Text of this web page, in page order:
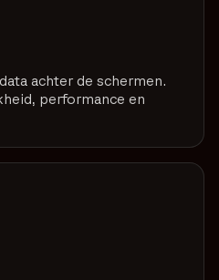
achter de schermen.
performance en